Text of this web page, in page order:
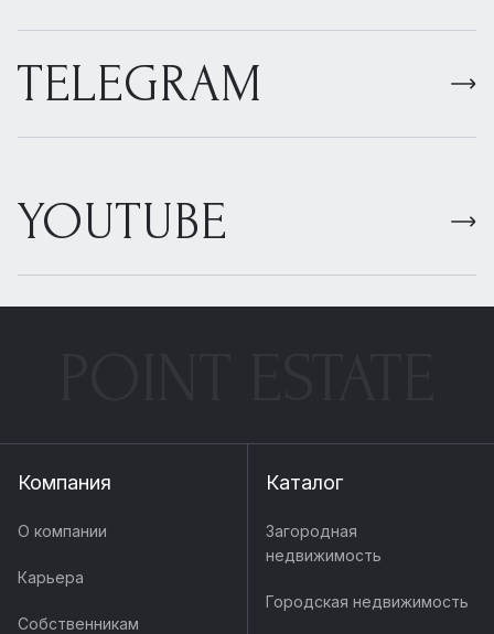
TELEGRAM
YOUTUBE
Компания
О компании
Карьера
Собственникам
Каталог
Загородная
недвижимость
Городская недвижимость